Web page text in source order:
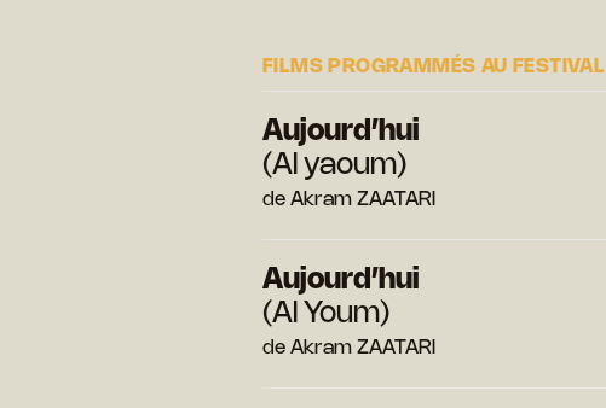
FILMS PROGRAMMÉS AU FESTIVAL
Aujourd’hui
(Al yaoum)
de Akram ZAATARI
Aujourd’hui
(Al Youm)
de Akram ZAATARI